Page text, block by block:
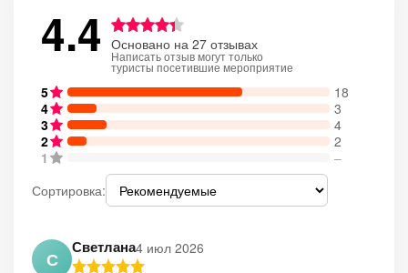
4.4 Основано на 27 отзывах
Написать отзыв могут только
туристы посетившие мероприятие
5
18
4
3
3
4
2
2
1
–
Сортировка:
С
Светлана4 июл 2026